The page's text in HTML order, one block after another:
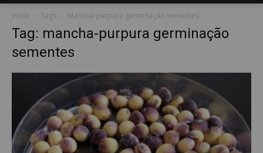
Início Tags Mancha-purpura germinação sementes
Tag: mancha-purpura germinação
sementes